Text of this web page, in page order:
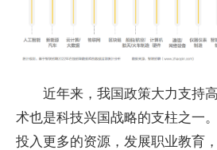
近年来，我国政策大力支持
术也是科技兴国战略的支柱之一
投入更多的资源，发展职业教育